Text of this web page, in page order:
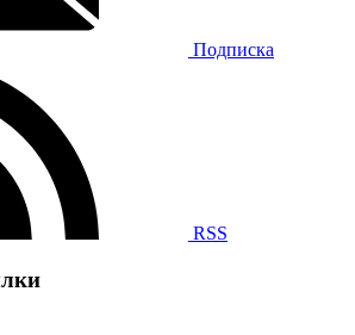
Подписка
RSS